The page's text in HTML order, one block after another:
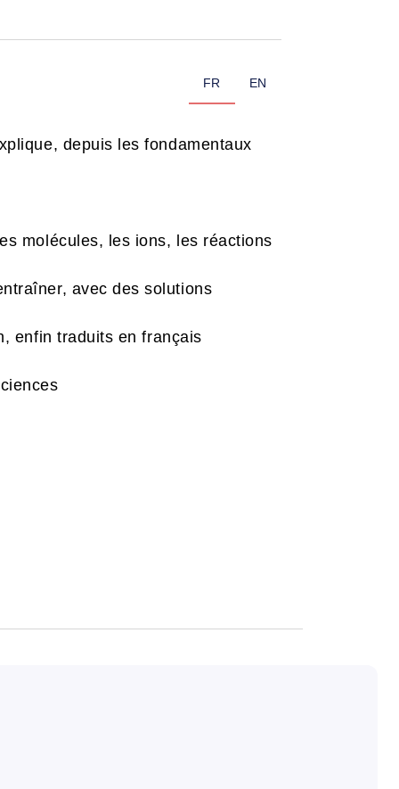
FR EN
depuis les fondamentaux
molécules, les ions, les réactions
avec des solutions
enfin traduits en français